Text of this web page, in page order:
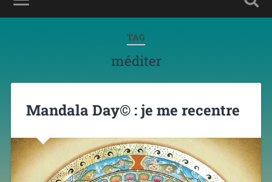
TAG
méditer
Mandala Day© : je me recentre